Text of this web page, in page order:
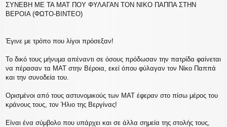
σ
ί
η
ΣΥΝΕΒΗ ΜΕ ΤΑ ΜΑΤ ΠΟΥ ΦΥΛΑΓΑΝ ΤΟΝ ΝΙΚΟ ΠΑΠΠΑ ΣΤΗΝ
ΒΕΡΟΙΑ (ΦΩΤΟ-ΒΙΝΤΕΟ)
Έγινε με τρόπο που λίγοι πρόσεξαν!
Το δικό τους μήνυμα απέναντι σε όσους πρόδωσαν την πατρίδα φαίνεται
να πέρασαν τα ΜΑΤ στην Βέροια, εκεί όπου φύλαγαν τον Νίκο Παππά
και την συνοδεία του.
Ορισμένοι από τους αστυνομικούς των ΜΑΤ έφεραν στο πίσω μέρος του
κράνους τους, τον Ήλιο της Βεργίνας!
Είναι ένα σύμβολο που υπάρχει και σε άλλα σημεία της στολής τους,